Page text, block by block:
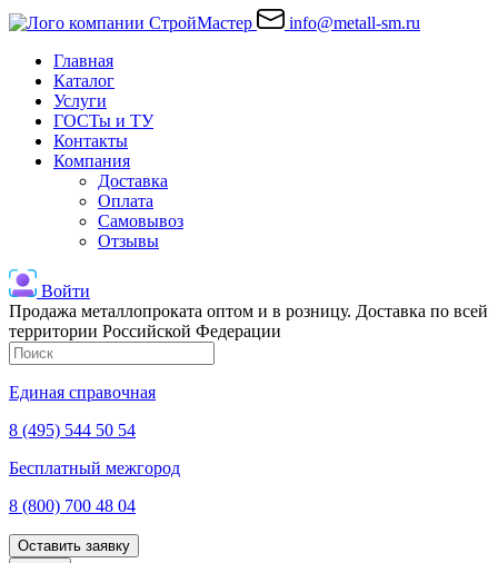
info@metall-sm.ru
Главная
Каталог
Услуги
ГОСТы и ТУ
Контакты
Компания
Доставка
Оплата
Самовывоз
Отзывы
Войти
Продажа металлопроката оптом и в розницу. Доставка по всей
территории Российской Федерации
Единая справочная
8 (495) 544 50 54
Бесплатный межгород
8 (800) 700 48 04
Оставить заявку